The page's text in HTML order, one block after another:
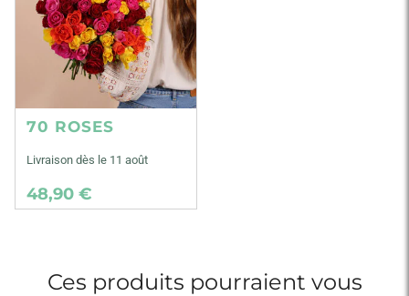
70 ROSES
Livraison dès le 11 août
48,90 €
Ces produits pourraient vous